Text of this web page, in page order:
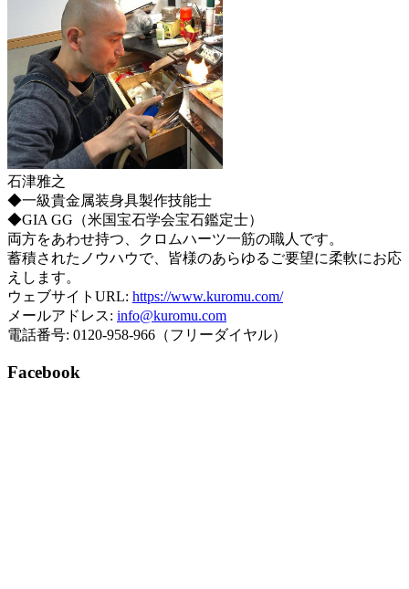
石津雅之
◆一級貴金属装身具製作技能士
◆GIA GG（米国宝石学会宝石鑑定士）
両方をあわせ持つ、クロムハーツ一筋の職人です。
蓄積されたノウハウで、皆様のあらゆるご要望に柔軟にお応
えします。
ウェブサイトURL: https://www.kuromu.com/
メールアドレス: info@kuromu.com
電話番号: 0120-958-966（フリーダイヤル）
Facebook